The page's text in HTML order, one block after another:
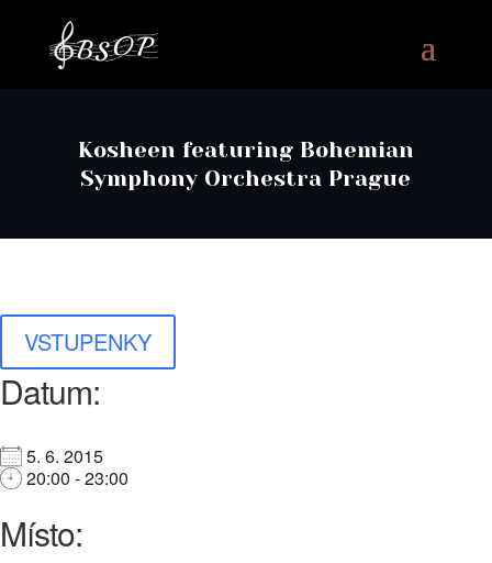
Kosheen featuring Bohemian
Symphony Orchestra Prague
VSTUPENKY
Datum:
5. 6. 2015
20:00 - 23:00
Místo: